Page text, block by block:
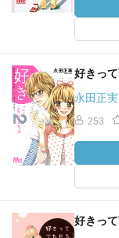
好きっ
永田正実
253
好きっ